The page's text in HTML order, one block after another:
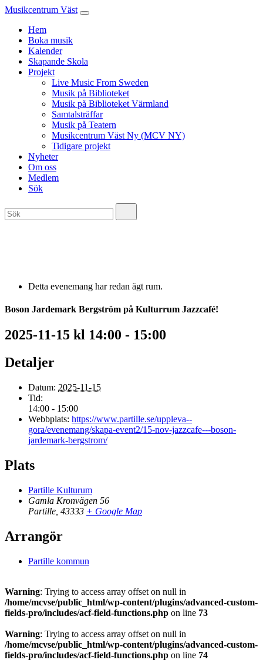
Musikcentrum Väst
Hem
Boka musik
Kalender
Skapande Skola
Projekt
Live Music From Sweden
Musik på Biblioteket
Musik på Biblioteket Värmland
Samtalsträffar
Musik på Teatern
Musikcentrum Väst Ny (MCV NY)
Tidigare projekt
Nyheter
Om oss
Medlem
Sök
Detta evenemang har redan ägt rum.
Boson Jardemark Bergström på Kulturrum Jazzcafé!
2025-11-15 kl 14:00 - 15:00
Detaljer
Datum: 2025-11-15
Tid:
14:00 - 15:00
Webbplats: https://www.partille.se/uppleva--
gora/evenemang/skapa-event2/15-nov-jazzcafe---boson-
jardemark-bergstrom/
Plats
Partille Kulturum
Gamla Kronvägen 56
Partille 43333 + Google Map
Arrangör
Partille kommun
Warning: Trying to access array offset on null in
/home/mcvse/public_html/wp-content/plugins/advanced-custom-
fields-pro/includes/acf-field-functions.php on line 73
Warning: Trying to access array offset on null in
/home/mcvse/public_html/wp-content/plugins/advanced-custom-
fields-pro/includes/acf-field-functions.php on line 74